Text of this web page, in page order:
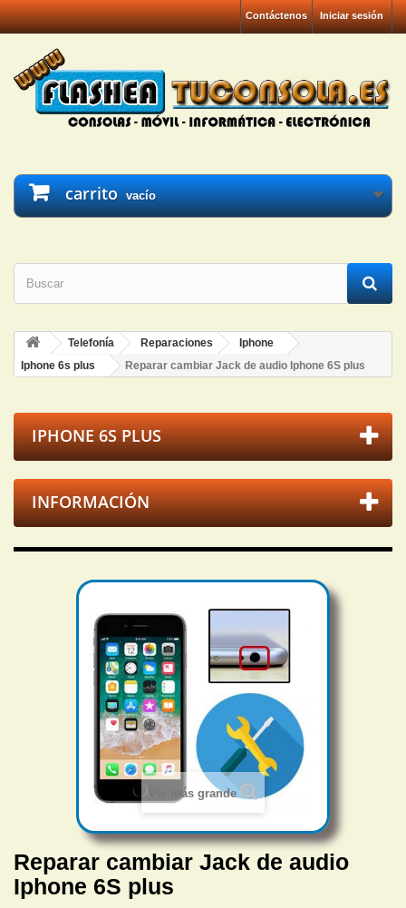
Iniciar sesión
Contáctenos
carrito vacío
Telefonía Reparaciones
Iphone
Iphone 6s plus
Reparar cambiar Jack de audio Iphone 6S plus
IPHONE 6S PLUS
INFORMACIÓN
Ver más grande
Reparar cambiar Jack de audio
Iphone 6S plus